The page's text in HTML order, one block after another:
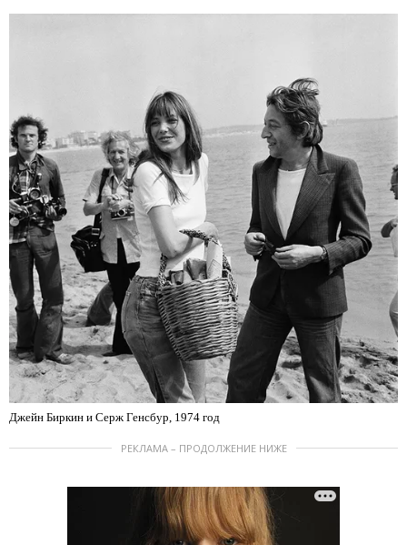
Джейн Биркин и Серж Генсбур, 1974 год
РЕКЛАМА – ПРОДОЛЖЕНИЕ НИЖЕ